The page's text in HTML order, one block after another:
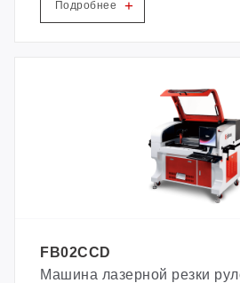
Подробнее +
FB02CCD
Машина лазерной резки